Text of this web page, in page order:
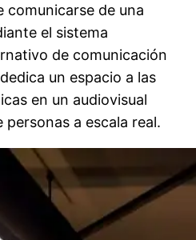
comunicarse de una
el sistema
de comunicación
un espacio a las
en un audiovisual
personas a escala real.